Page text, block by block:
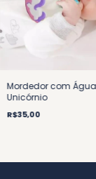
Mordedor com Água
Unicórnio
R$35,00